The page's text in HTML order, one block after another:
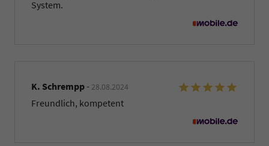
System.
K. Schrempp- 28.08.2024
Freundlich, kompetent